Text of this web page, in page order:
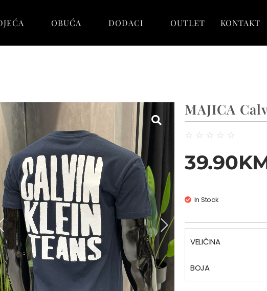
OBUĆA DODACI OUTLET KONTAKT
MAJICA
☆ ☆ ☆ ☆ ☆
39.90
In Stock
VELIČINA
BOJA